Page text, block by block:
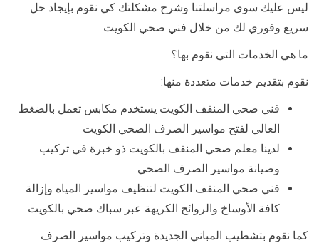
ليس عليك سوى مراسلتنا وشرح مشكلتك كي نقوم بإيجاد حل
سريع وفوري لك من خلال فني صحي الكويت
ما هي الخدمات التي نقوم بها؟
نقوم بتقديم خدمات متعددة منها:
فني صحي المنقف الكويت يستخدم مكابس تعمل بالضغط
العالي لفتح مواسير الصرف الصحي الكويت
لدينا معلم صحي المنقف بالكويت ذو خبرة في تركيب
وصيانة مواسير الصرف الصحي
فني صحي المنقف الكويت لتنظيف مواسير المياه وإزالة
كافة الأوساخ والروائح الكريهة عبر سباك صحي بالكويت
كما نقوم بتشطيب المباني الجديدة وتركيب مواسير الصرف